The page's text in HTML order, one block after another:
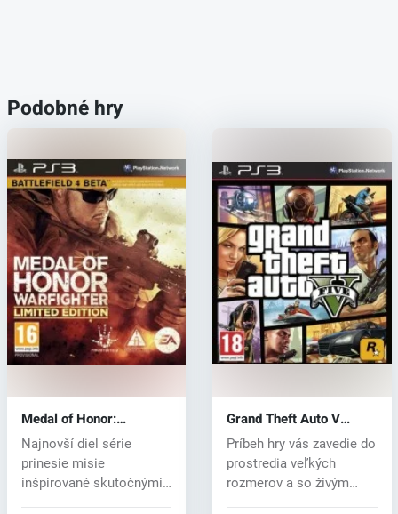
Podobné hry
Medal of Honor:
Warfighter (PS3) key
Najnovší diel série
prinesie misie
inšpirované skutočnými
Grand Theft Auto V
(PS3) key
Príbeh hry vás zavedie do
prostredia veľkých
rozmerov a so živým